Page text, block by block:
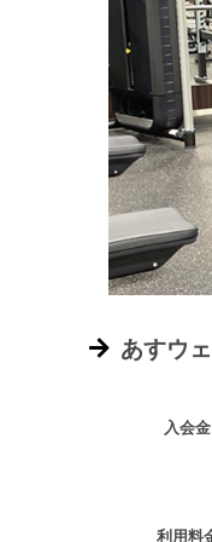
あすウ
入会金
利用料